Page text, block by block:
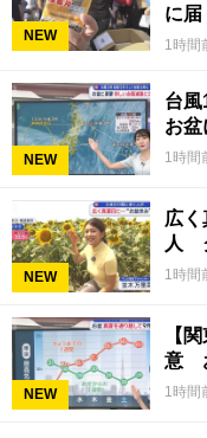
NEW
に届
1時間
NEW
台
お
1時間
NEW
広
人
1時間
NEW
【
意
1時間